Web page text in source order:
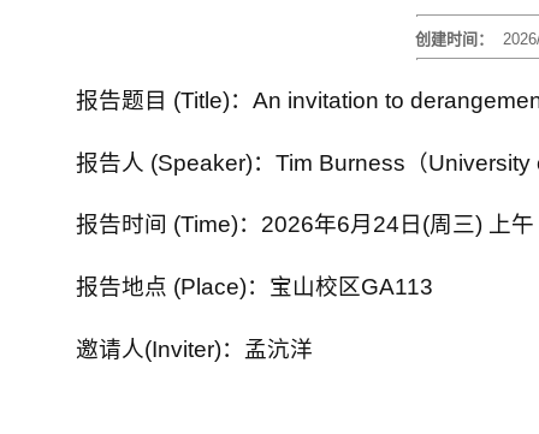
创建时间：
报告题目 (Title)：An invitation to
报告人 (Speaker)：Tim Burness（University
报告时间 (Time)：2026年6月24日(周三) 上
报告地点 (Place)：宝山校区GA113
邀请人(Inviter)：孟沆洋